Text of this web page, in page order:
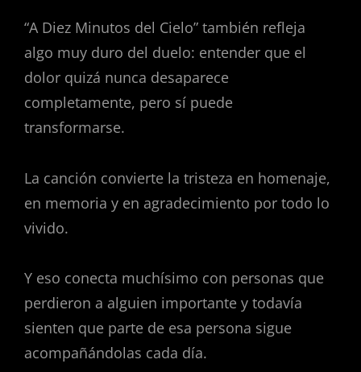
“A Diez Minutos del Cielo” también refleja
algo muy duro del duelo: entender que el
dolor quizá nunca desaparece
completamente, pero sí puede
transformarse.
La canción convierte la tristeza en homenaje,
en memoria y en agradecimiento por todo lo
vivido.
Y eso conecta muchísimo con personas que
perdieron a alguien importante y todavía
sienten que parte de esa persona sigue
acompañándolas cada día.